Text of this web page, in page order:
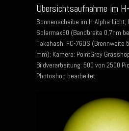
Übersichtsaufnahme im
Sonnenscheibe im H-Alpha-Licht;
Solarmax90 (Bandbreite 0,7nm
Takahashi FC-76DS (Brennweite
mm); Kamera: PointGrey
Bildverarbeitung: 500 von 2500
Photoshop bearbeitet.